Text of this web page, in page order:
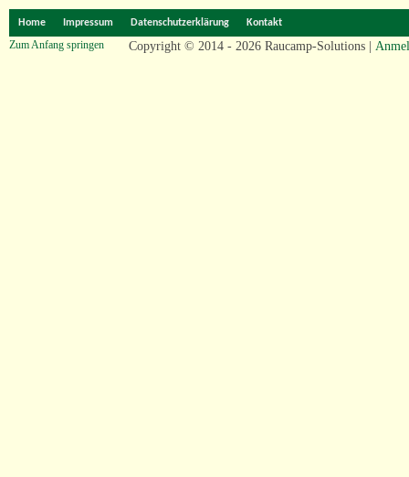
Home Impressum Datenschutzerklärung Kontakt
Zum Anfang springen Copyright © 2014 - 2026 Raucamp-Solutions |